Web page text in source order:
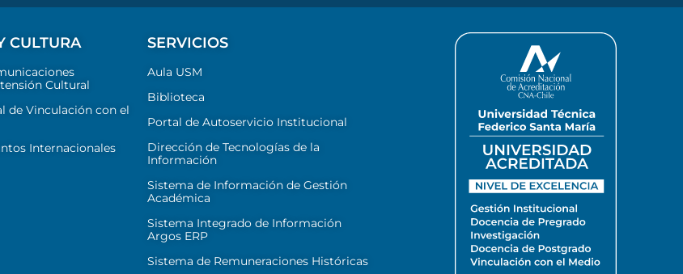
CULTURA
Cultural
de Vinculación con el
Internacionales
SERVICIOS
Aula USM
Biblioteca
Portal de Autoservicio Institucional
Dirección de Tecnologías de la
Información
Sistema de Información de Gestión
Académica
Sistema Integrado de Información
Argos ERP
Sistema de Remuneraciones Históricas